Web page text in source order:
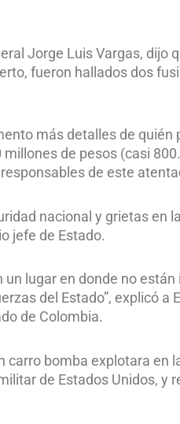
Jorge Luis Vargas, dijo
fueron hallados dos
más detalles de quién
de pesos (casi
de este
nacional y grietas en
jefe de Estado.
lugar en donde no
del Estado”, explicó a
de Colombia.
carro bomba explotara en
de Estados Unidos, y